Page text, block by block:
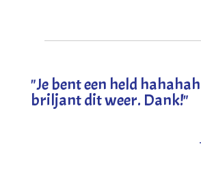
"Je bent een held
briljant dit weer. Dank!"